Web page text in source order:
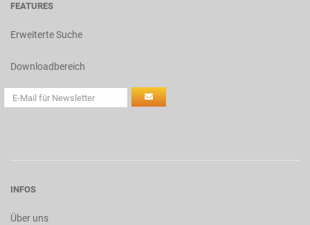
FEATURES
Erweiterte Suche
Downloadbereich
INFOS
Über uns